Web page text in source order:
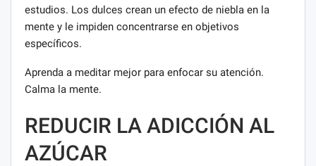
estudios. Los dulces crean un efecto de niebla en la
mente y le impiden concentrarse en objetivos
específicos.
Aprenda a meditar mejor para enfocar su atención.
Calma la mente.
REDUCIR LA ADICCIÓN AL
AZÚCAR